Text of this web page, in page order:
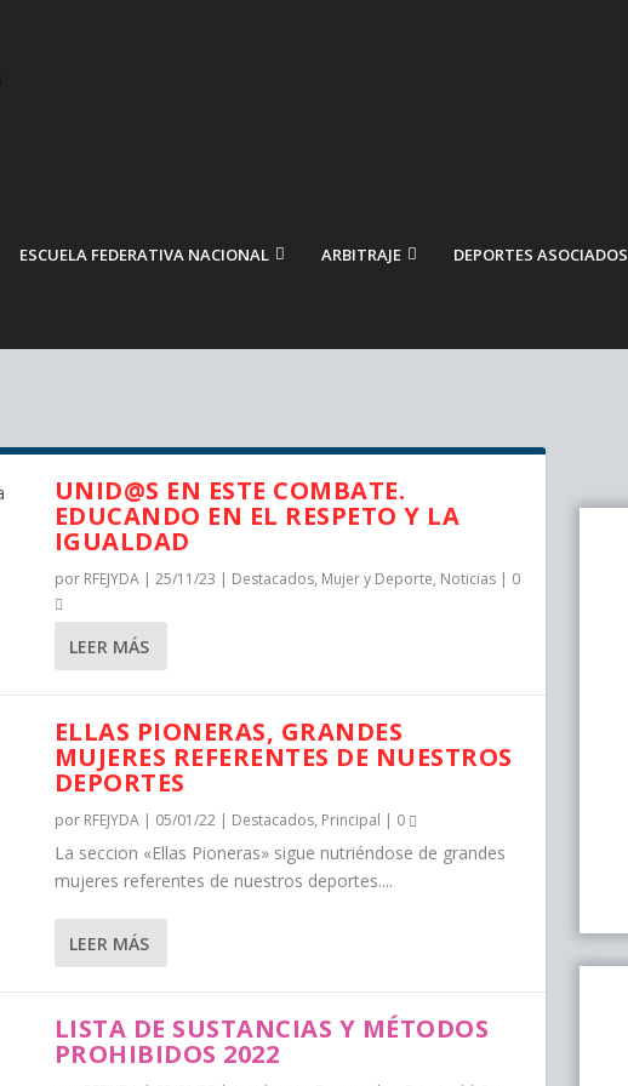
ESCUELA FEDERATIVA NACIONAL ARBITRAJE DEPORTES ASOCIADOS
UNID@S EN ESTE COMBATE.
EDUCANDO EN EL RESPETO Y LA
IGUALDAD
por RFEJYDA| 25/11/23 | Destacados, Mujer y Deporte, Noticias| 0
LEER MÁS
ELLAS PIONERAS, GRANDES
MUJERES REFERENTES DE NUESTROS
DEPORTES
por RFEJYDA| 05/01/22| Destacados, Principal | 0
La seccion «Ellas Pioneras» sigue nutriéndose de grandes
mujeres referentes de nuestros deportes....
LEER MÁS
LISTA DE SUSTANCIAS Y MÉTODOS
PROHIBIDOS 2022